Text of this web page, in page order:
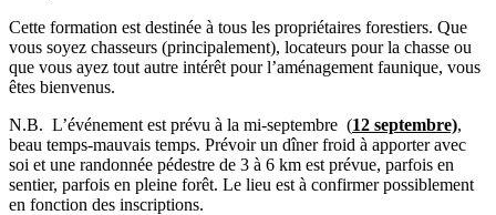
Cette formation est destinée à tous les propriétaires forestiers. Que
vous soyez chasseurs (principalement), locateurs pour la chasse ou
que vous ayez tout autre intérêt pour l’aménagement faunique, vous
êtes bienvenus.
N.B. L’événement est prévu à la mi-septembre (12 septembre),
beau temps-mauvais temps. Prévoir un dîner froid à apporter avec
soi et une randonnée pédestre de 3 à 6 km est prévue, parfois en
sentier, parfois en pleine forêt. Le lieu est à confirmer possiblement
en fonction des inscriptions.